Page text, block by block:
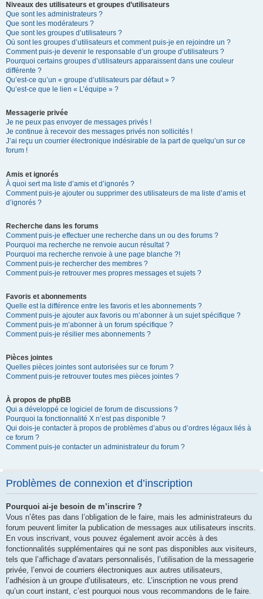
Niveaux des utilisateurs et groupes d’utilisateurs
Que sont les administrateurs ?
Que sont les modérateurs ?
Que sont les groupes d’utilisateurs ?
Où sont les groupes d’utilisateurs et comment puis-je en rejoindre un ?
Comment puis-je devenir le responsable d’un groupe d’utilisateurs ?
Pourquoi certains groupes d’utilisateurs apparaissent dans une couleur
différente ?
Qu’est-ce qu’un « groupe d’utilisateurs par défaut » ?
Qu’est-ce que le lien « L’équipe » ?
Messagerie privée
Je ne peux pas envoyer de messages privés !
Je continue à recevoir des messages privés non sollicités !
J’ai reçu un courrier électronique indésirable de la part de quelqu’un sur ce
forum !
Amis et ignorés
À quoi sert ma liste d’amis et d’ignorés ?
Comment puis-je ajouter ou supprimer des utilisateurs de ma liste d’amis et
d’ignorés ?
Recherche dans les forums
Comment puis-je effectuer une recherche dans un ou des forums ?
Pourquoi ma recherche ne renvoie aucun résultat ?
Pourquoi ma recherche renvoie à une page blanche ?!
Comment puis-je rechercher des membres ?
Comment puis-je retrouver mes propres messages et sujets ?
Favoris et abonnements
Quelle est la différence entre les favoris et les abonnements ?
Comment puis-je ajouter aux favoris ou m’abonner à un sujet spécifique ?
Comment puis-je m’abonner à un forum spécifique ?
Comment puis-je résilier mes abonnements ?
Pièces jointes
Quelles pièces jointes sont autorisées sur ce forum ?
Comment puis-je retrouver toutes mes pièces jointes ?
À propos de phpBB
Qui a développé ce logiciel de forum de discussions ?
Pourquoi la fonctionnalité X n’est pas disponible ?
Qui dois-je contacter à propos de problèmes d’abus ou d’ordres légaux liés à
ce forum ?
Comment puis-je contacter un administrateur du forum ?
Problèmes de connexion et d’inscription
Pourquoi ai-je besoin de m’inscrire ?
Vous n’êtes pas dans l’obligation de le faire, mais les administrateurs du
forum peuvent limiter la publication de messages aux utilisateurs inscrits.
En vous inscrivant, vous pouvez également avoir accès à des
fonctionnalités supplémentaires qui ne sont pas disponibles aux visiteurs,
tels que l’affichage d’avatars personnalisés, l’utilisation de la messagerie
privée, l’envoi de courriers électroniques aux autres utilisateurs,
l’adhésion à un groupe d’utilisateurs, etc. L’inscription ne vous prend
qu’un court instant, c’est pourquoi nous vous recommandons de le faire.